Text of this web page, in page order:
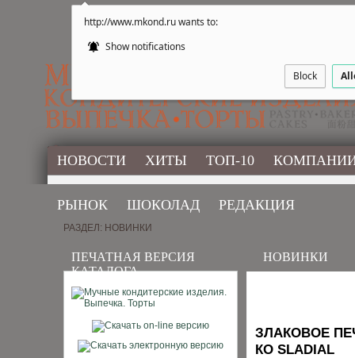
http://www.mkond.ru wants to:
Show notifications
Block
НОВОСТИ ХИТЫ ТОП-10
РЫНОК ШОКОЛАД РЕДАКЦИЯ
ПЕЧАТНАЯ ВЕРСИЯ
КАТАЛОГА
РАЗДЕЛ: НОВИНКИ
НОВИНКИ
ЗЛАКОВОЕ
КО SLADIAL